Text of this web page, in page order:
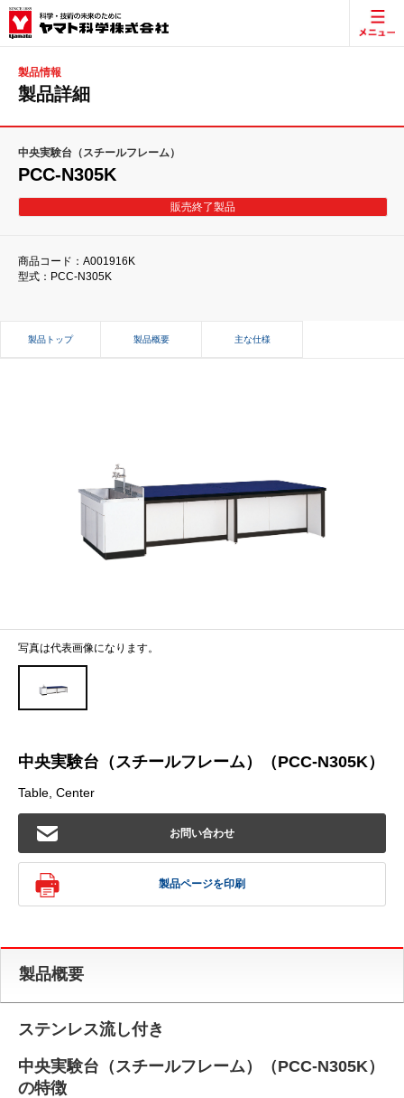
製品情報
製品詳細
中央実験台（スチールフレーム）
PCC-N305K
販売終了製品
商品コード：A001916K
型式：PCC-N305K
製品トップ 製品概要 主な仕様
写真は代表画像になります。
中央実験台（スチールフレーム）（PCC-N305K）
Table, Center
お問い合わせ
製品ページを印刷
製品概要
ステンレス流し付き
中央実験台（スチールフレーム）（PCC-N305K）
の特徴